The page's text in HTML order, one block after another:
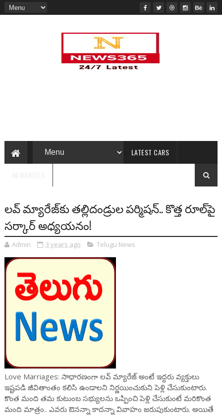
LATEST CARS
లవ్‌ మ్యారేజ్‌కు తల్లిదండ్రుల పర్మిషన్.. కొత్త రూల్‌పై
సర్కార్ అధ్యయనం!
Admin 3 years ago Telugu News
Love Marriages: సాధారణంగా లవ్ మ్యారేజ్‌ అంటే ఇద్దరు వ్యక్తులు
ఇష్టపడి జీవితాంతం కలిసి ఉండాలని నిర్ణయించుకుని పెళ్లి చేసుకుంటారు.
కొంత మంది తమ కుటుంబ సభ్యులను ఒప్పించి పెళ్లి చేసుకుంటే మరికొంత
మంది మాత్రం.. ఎవరు ఔనన్నా కాదన్నా వివాహం జరుపుకుంటారు. అయితే